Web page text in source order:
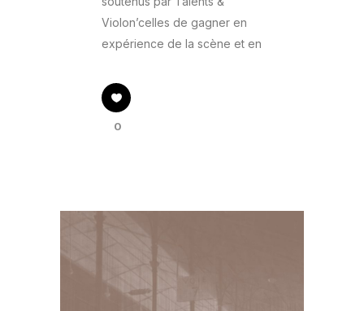
Violon’celles de gagner en
expérience de la scène et en
0